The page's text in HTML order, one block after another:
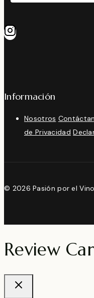
Información
Nosotros
de Privacidad
© 2026 Pasión por el
Review